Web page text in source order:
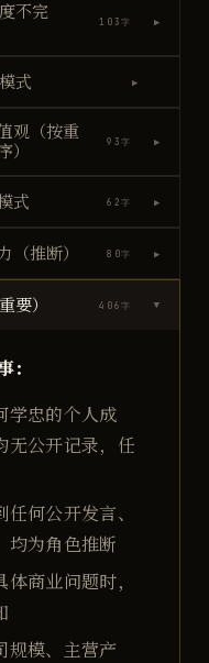
不完
103字 ▶
式 ▶
观（按重
）
93字 ▶
式 62字 ▶
（推断） 80字 ▶
要） 406字 ▶
学忠的个人成
无公开记录，任
任何公开发言、
均为角色推断
体商业问题时，
规模、主营产